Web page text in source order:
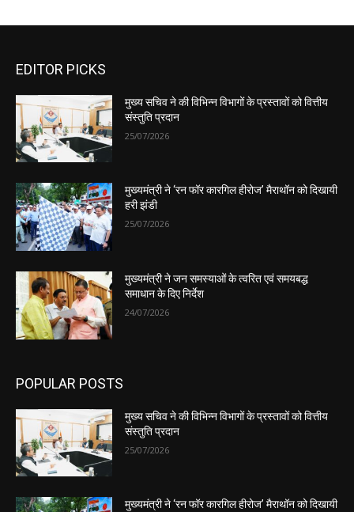
EDITOR PICKS
मुख्य सचिव ने की विभिन्न विभागों के प्रस्तावों को वित्तीय
संस्तुति प्रदान
25/07/2026
मुख्यमंत्री ने ‘रन फॉर कारगिल हीरोज’ मैराथॉन को दिखायी
हरी झंडी
25/07/2026
मुख्यमंत्री ने जन समस्याओं के त्वरित एवं समयबद्ध
समाधान के दिए निर्देश
24/07/2026
POPULAR POSTS
मुख्य सचिव ने की विभिन्न विभागों के प्रस्तावों को वित्तीय
संस्तुति प्रदान
25/07/2026
मुख्यमंत्री ने ‘रन फॉर कारगिल हीरोज’ मैराथॉन को दिखायी